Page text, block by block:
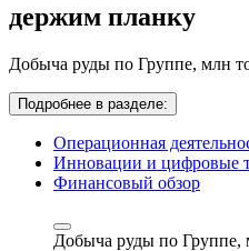
держим планку
Добыча руды по Группе, млн
Подробнее в разделе:
Операционная
Инновации и цифровые
Финансовый обзор
Добыча руды по Группе,